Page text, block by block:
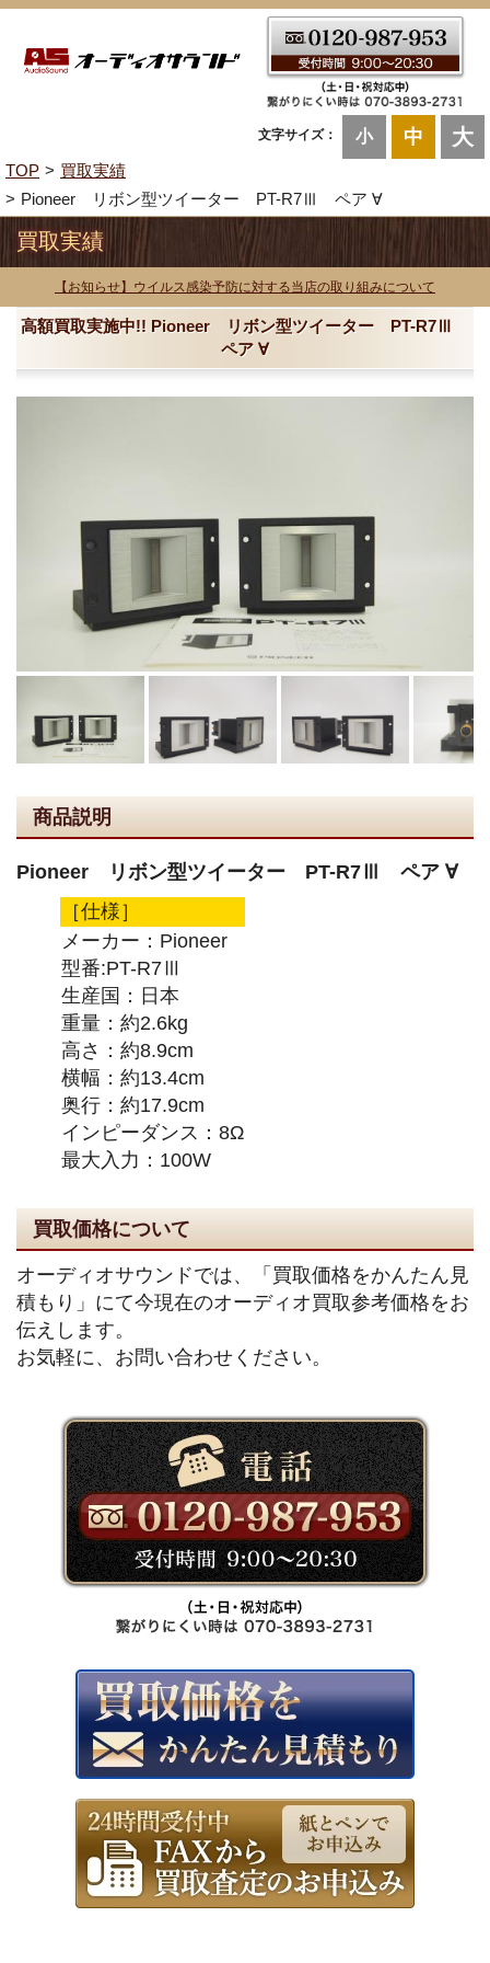
文字サイズ： 小 中 大
TOP
買取実績
Pioneer リボン型ツイーター PT-R7Ⅲ ペア ∀
買取実績
【お知らせ】ウイルス感染予防に対する当店の取り組みについて
高額買取実施中!! Pioneer リボン型ツイーター PT-R7Ⅲ
ペア ∀
商品説明
Pioneer リボン型ツイーター PT-R7Ⅲ ペア ∀
［仕様］
メーカー：Pioneer
型番:PT-R7Ⅲ
生産国：日本
重量：約2.6kg
高さ：約8.9cm
横幅：約13.4cm
奥行：約17.9cm
インピーダンス：8Ω
最大入力：100W
買取価格について
オーディオサウンドでは、「買取価格をかんたん見
積もり」にて今現在のオーディオ買取参考価格をお
伝えします。
お気軽に、お問い合わせください。